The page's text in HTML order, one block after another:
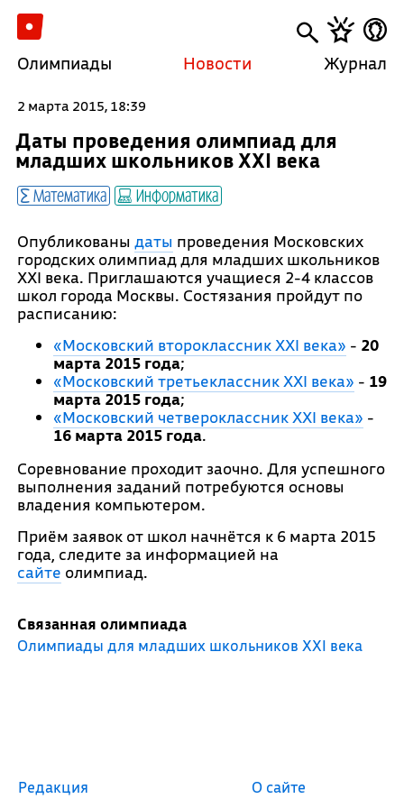
Олимпиады Новости Журнал
2 марта 2015, 18:39
Даты проведения олимпиад для
младших школьников XXI века
Математика Информатика
Опубликованы даты проведения Московских
городских олимпиад для младших школьников
XXI века. Приглашаются учащиеся 2-4 классов
школ города Москвы. Состязания пройдут по
расписанию:
«Московский второклассник XXI века» - 20
марта 2015 года;
«Московский третьеклассник XXI века» - 19
марта 2015 года;
«Московский четвероклассник XXI века» -
16 марта 2015 года.
Соревнование проходит заочно. Для успешного
выполнения заданий потребуются основы
владения компьютером.
Приём заявок от школ начнётся к 6 марта 2015
года, следите за информацией на
сайте олимпиад.
Связанная олимпиада
Олимпиады для младших школьников XXI века
Редакция О сайте